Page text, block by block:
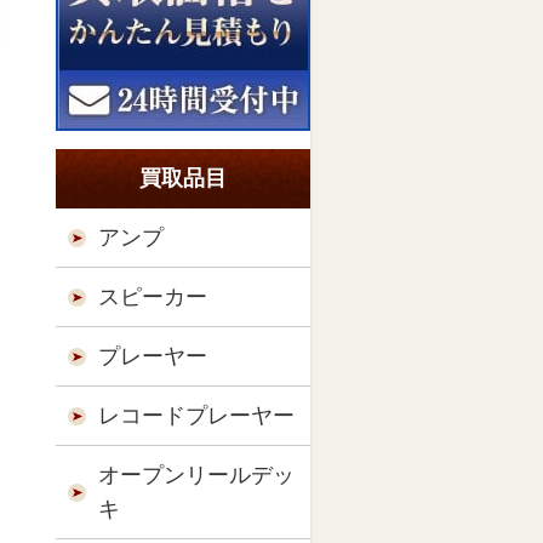
買取品目
アンプ
スピーカー
プレーヤー
レコードプレーヤー
オープンリールデッ
キ